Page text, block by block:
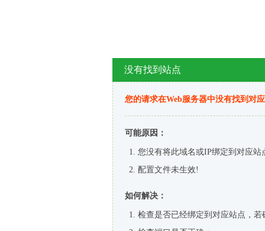
没有找到站点
您的请求在Web服务器中没有找到对
可能原因：
您没有将此域名或IP绑定到对应站
配置文件未生效!
如何解决：
检查是否已经绑定到对应站点，